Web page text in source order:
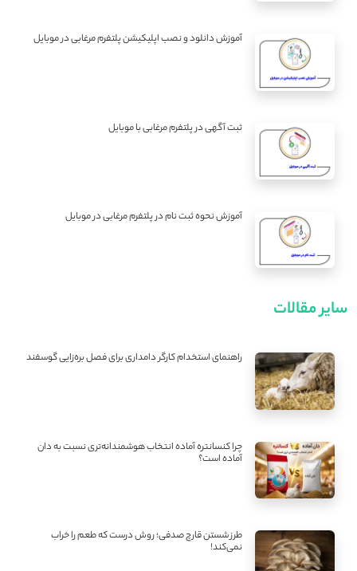
آموزش دانلود و نصب اپلیکیشن پلتفرم مرغابی در موبایل
ثبت آگهی در پلتفرم مرغابی با موبایل
آموزش نحوه ثبت نام در پلتفرم مرغابی در موبایل
سایر مقالات
راهنمای استخدام کارگر دامداری برای فصل بره‌زایی گوسفند
چرا کنسانتره آماده انتخاب هوشمندانه‌تری نسبت به دان
آماده است؟
طرز شستن قارچ صدفی؛ روش درست که طعم را خراب
نمی‌کند!